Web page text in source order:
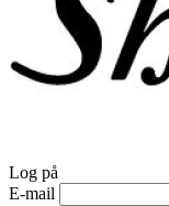
Log på
E-mail